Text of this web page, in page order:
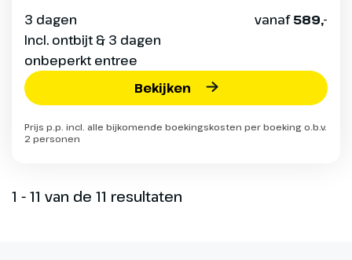
3 dagen
Incl. ontbijt & 3 dagen
onbeperkt entree
vanaf589,-
Bekijken
Prijs p.p. incl. alle bijkomende boekingskosten per boeking o.b.v.
2 personen
1 - 11 van de 11 resultaten